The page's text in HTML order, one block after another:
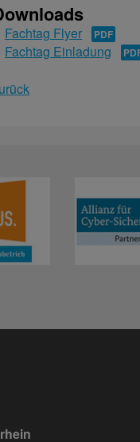
Fachtag Flyer
Fachtag Einladung